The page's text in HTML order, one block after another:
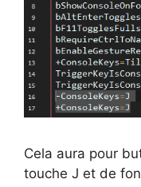
Cela aura pour
touche J et de